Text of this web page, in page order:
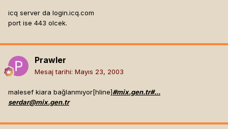
icq server da login.icq.com
port ise 443 olcek.
Prawler
Mesaj tarihi: Mayıs 23, 2003
malesef kiara bağlanmıyor[hline]#mix.gen.tr#...
serdar@mix.gen.tr